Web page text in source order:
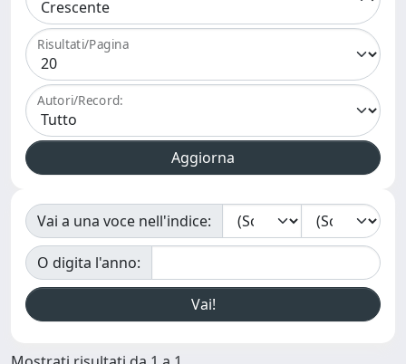
Risultati/Pagina
Autori/Record:
Vai a una voce nell'indice:
O digita l'anno: